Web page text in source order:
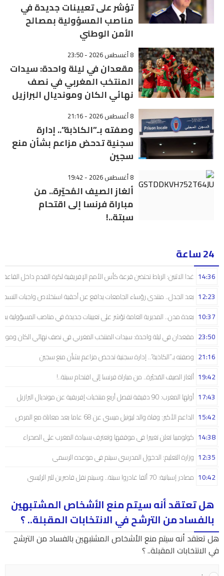
تؤشر على تعيينات جديدة في
مناصب المسؤولية بمصالح
الأمن الوطني
8 أغسطس 2026 - 23:50
مقعدان في ليلة واحدة: سيدات
المنتخب المغربي في نصف
نهائي الكان ومونديال البرازيل
8 أغسطس 2026 - 21:16
وصفته بـ”الكاذبة”.. إدارة
سجنية تدحض مزاعم بشأن منع
سجين
8 أغسطس 2026 - 19:42
ألغاز الصيف المُحيّرة.. من
مباراة فرنسا إلى اقتحام
سبتة..!
24 ساعة
غدا الاثنين: الرباط تحتضن قرعة كأس الأمم الإفريقية لكرة القدم داخل القاعة 14:36
بعد الجدل.. منتدى رؤساء الجامعات يدافع عن أحقية استخلاص واجبات التسجيل 12:23
بعدة مدن.. المديرية العامة تؤشر على تعيينات جديدة في مناصب المسؤولية 10:37
مقعدان في ليلة واحدة: سيدات المنتخب المغربي في نصف نهائي الكان 23:50
وصفته بـ”الكاذبة”.. إدارة سجنية تدحض مزاعم بشأن منع سجين 21:16
ألغاز الصيف المُحيّرة.. من مباراة فرنسا إلى اقتحام سبتة..! 19:42
أولها المغرب: 90 دقيقة تفصل أربع منتخبات إفريقية عن مونديال البرازيل 17:43
الداعم الأكبر: وفاة والد ليونيل ميسي عن 68 عاما بعد معاناة مع المرض 15:42
كولومبيا تعلن تغييرا في موقفها وتعترف بسيادة المغرب على الصحراء 14:38
وزارة التعليم: الدخول المدرسي سیتم في موعده الرسمي 12:35
مصادر إسبانية: 70 ألفا غادروا سبتة.. وسيتم نقل قاصرين للبر الرئيسي 10:42
هل تعتقد أنه سيتم منع الأشخاص المشتبهين
بالفساد من الترشح في الانتخابات المقبلة.. ؟
هل تعتقد أنه سيتم منع الأشخاص المشتبهين بالفساد من الترشح
في الانتخابات المقبلة.. ؟